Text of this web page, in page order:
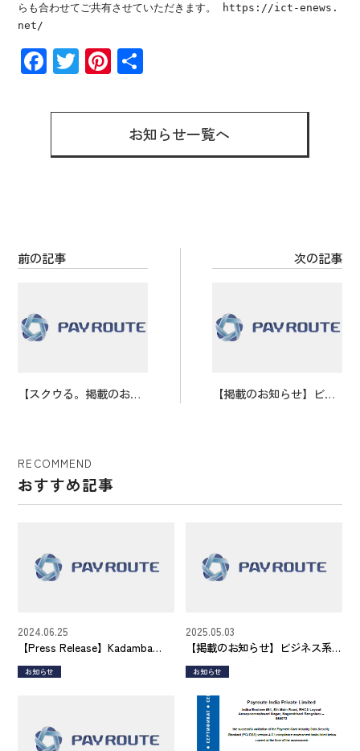
らも合わせてご共有させていただきます。
https://ict-enews.
net/
F
ac
e
o
T
wi
tt
Pi
nt
er
es
t
お知らせ一覧へ
前の記事
【スクウる。掲載のお知
次の記事
【掲載のお知らせ】ビジ
RECOMMEND
おすすめ記事
【Press Release】Kadamba
Intrac Private Limited and
Kadamba Launch Joint
2024.06.25
お知らせ
【掲載のお知らせ】ビジネス系
メディア ビジネスジャーナル
2025.05.03
お知らせ